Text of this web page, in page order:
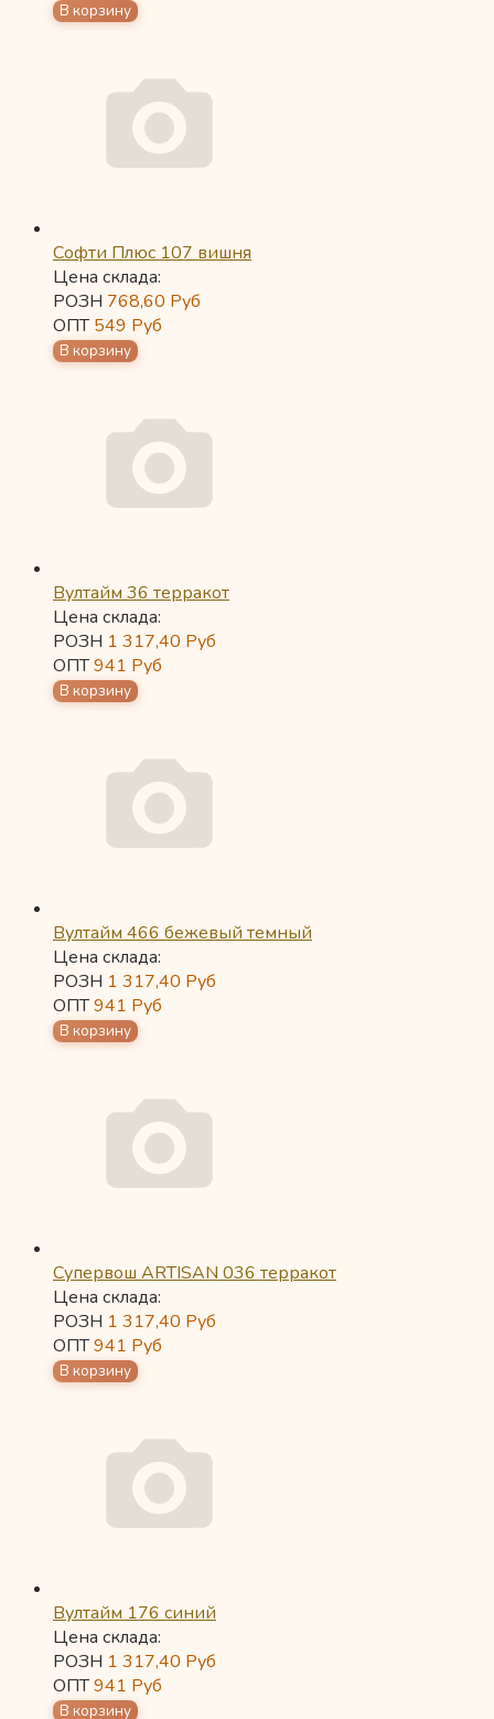
Софти Плюс 107 вишня
Цена склада:
РОЗН 768,60 Руб
ОПТ549 Руб
Вултайм 36 терракот
Цена склада:
РОЗН 1 317,40 Руб
ОПТ941 Руб
Вултайм 466 бежевый темный
Цена склада:
РОЗН 1 317,40 Руб
ОПТ941 Руб
Супервош ARTISAN 036 терракот
Цена склада:
РОЗН 1 317,40 Руб
ОПТ941 Руб
Вултайм 176 синий
Цена склада:
РОЗН 1 317,40 Руб
ОПТ941 Руб